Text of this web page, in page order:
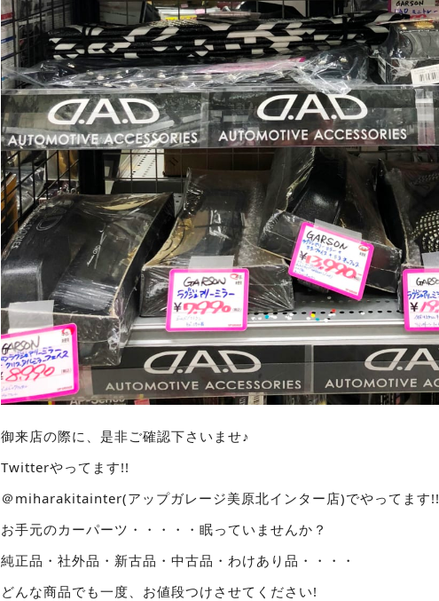
御来店の際に、是非ご確認下さいませ♪
Twitterやってます!!
＠miharakitainter(アップガレージ美原北インター店)でやってます!!
お手元のカーパーツ・・・・・眠っていませんか？
純正品・社外品・新古品・中古品・わけあり品・・・・
どんな商品でも一度、お値段つけさせてください!